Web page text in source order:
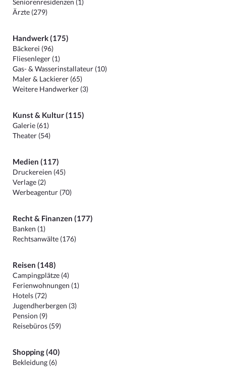
Seniorenresidenzen (1)
Ärzte (279)
Handwerk (175)
Bäckerei (96)
Fliesenleger (1)
Gas- & Wasserinstallateur (10)
Maler & Lackierer (65)
Weitere Handwerker (3)
Kunst & Kultur (115)
Galerie (61)
Theater (54)
Medien (117)
Druckereien (45)
Verlage (2)
Werbeagentur (70)
Recht & Finanzen (177)
Banken (1)
Rechtsanwälte (176)
Reisen (148)
Campingplätze (4)
Ferienwohnungen (1)
Hotels (72)
Jugendherbergen (3)
Pension (9)
Reisebüros (59)
Shopping (40)
Bekleidung (6)